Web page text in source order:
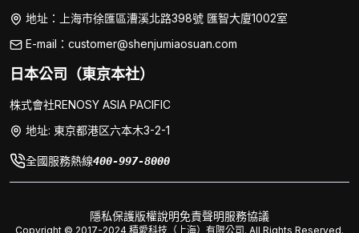
地址：上海市徐匯區漕溪北路398號 匯智大廈1002室
E-mail：customer@shenjumiaosuan.com
日本公司（東京本社）
株式會社RENOSY ASIA PACIFIC
地址: 東京都港区六本木3-2-1
全國服務熱線400-997-8000
隱私保護版權說明免責聲明服務協議
Copyright © 2017-2024 積愛科技（上海）有限公司. All Rights Reserved.